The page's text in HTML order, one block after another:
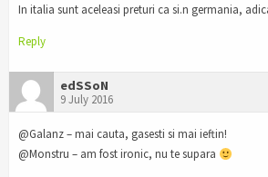
In italia sunt aceleasi preturi ca si.n germania,
Reply
edSSoN
9 July 2016
@Galanz – mai cauta, gasesti si mai ieftin!
@Monstru – am fost ironic, nu te supara